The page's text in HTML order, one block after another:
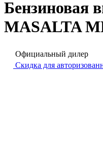
Бензиновая
MASALTA
Официальный дилер
Скидка для